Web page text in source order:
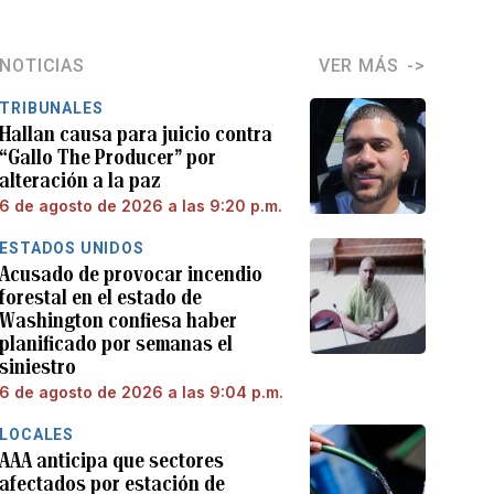
NOTICIAS VER MÁS
TRIBUNALES
Hallan causa para juicio contra
“Gallo The Producer” por
alteración a la paz
6 de agosto de 2026 a las 9:20 p.m.
ESTADOS UNIDOS
Acusado de provocar incendio
forestal en el estado de
Washington confiesa haber
planificado por semanas el
siniestro
6 de agosto de 2026 a las 9:04 p.m.
LOCALES
AAA anticipa que sectores
afectados por estación de